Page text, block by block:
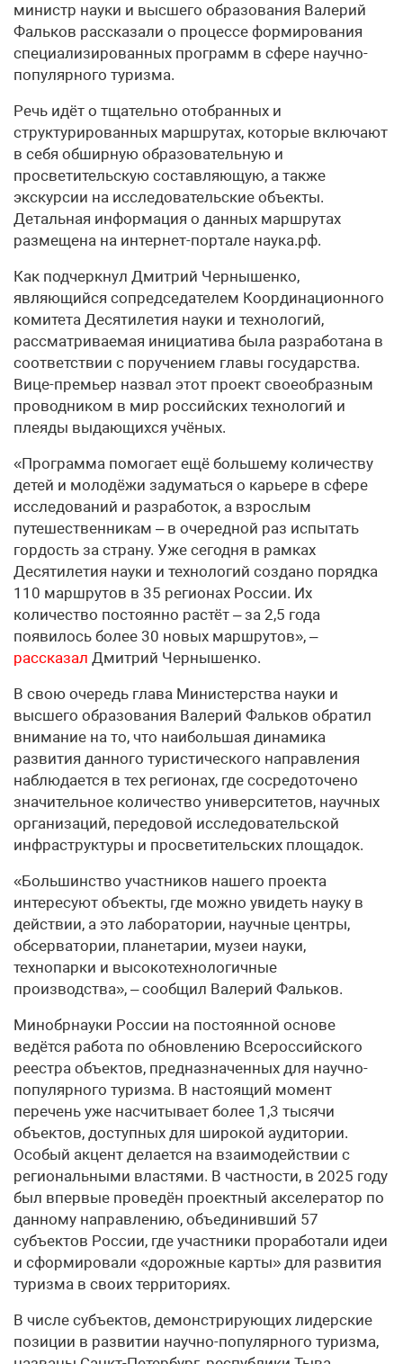
министр науки и высшего образования Валерий
Фальков рассказали о процессе формирования
специализированных программ в сфере научно-
популярного туризма.
Речь идёт о тщательно отобранных и
структурированных маршрутах, которые включают
в себя обширную образовательную и
просветительскую составляющую, а также
экскурсии на исследовательские объекты.
Детальная информация о данных маршрутах
размещена на интернет-портале наука.рф.
Как подчеркнул Дмитрий Чернышенко,
являющийся сопредседателем Координационного
комитета Десятилетия науки и технологий,
рассматриваемая инициатива была разработана в
соответствии с поручением главы государства.
Вице-премьер назвал этот проект своеобразным
проводником в мир российских технологий и
плеяды выдающихся учёных.
«Программа помогает ещё большему количеству
детей и молодёжи задуматься о карьере в сфере
исследований и разработок, а взрослым
путешественникам – в очередной раз испытать
гордость за страну. Уже сегодня в рамках
Десятилетия науки и технологий создано порядка
110 маршрутов в 35 регионах России. Их
количество постоянно растёт – за 2,5 года
появилось более 30 новых маршрутов», –
рассказал Дмитрий Чернышенко.
В свою очередь глава Министерства науки и
высшего образования Валерий Фальков обратил
внимание на то, что наибольшая динамика
развития данного туристического направления
наблюдается в тех регионах, где сосредоточено
значительное количество университетов, научных
организаций, передовой исследовательской
инфраструктуры и просветительских площадок.
«Большинство участников нашего проекта
интересуют объекты, где можно увидеть науку в
действии, а это лаборатории, научные центры,
обсерватории, планетарии, музеи науки,
технопарки и высокотехнологичные
производства», – сообщил Валерий Фальков.
Минобрнауки России на постоянной основе
ведётся работа по обновлению Всероссийского
реестра объектов, предназначенных для научно-
популярного туризма. В настоящий момент
перечень уже насчитывает более 1,3 тысячи
объектов, доступных для широкой аудитории.
Особый акцент делается на взаимодействии с
региональными властями. В частности, в 2025 году
был впервые проведён проектный акселератор по
данному направлению, объединивший 57
субъектов России, где участники проработали идеи
и сформировали «дорожные карты» для развития
туризма в своих территориях.
В числе субъектов, демонстрирующих лидерские
позиции в развитии научно-популярного туризма,